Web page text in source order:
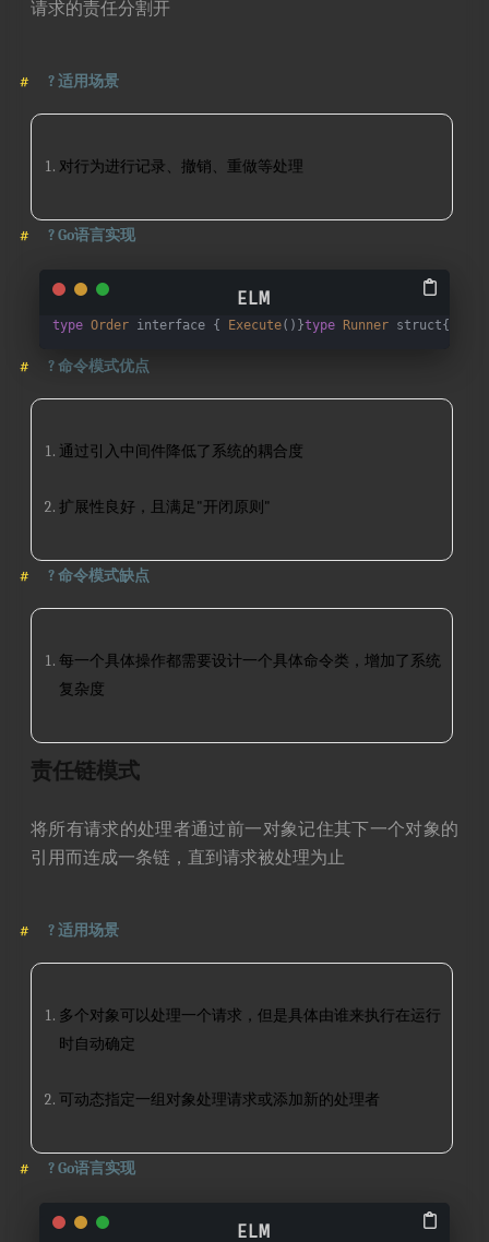
请求的责任分割开
?适用场景
对行为进行记录、撤销、重做等处理
?Go语言实现
type Order interface { Execute()}type Runner struct{}func
?命令模式优点
通过引入中间件降低了系统的耦合度
扩展性良好，且满足"开闭原则"
?命令模式缺点
每一个具体操作都需要设计一个具体命令类，增加了系统
复杂度
责任链模式
将所有请求的处理者通过前一对象记住其下一个对象的
引用而连成一条链，直到请求被处理为止
?适用场景
多个对象可以处理一个请求，但是具体由谁来执行在运行
时自动确定
可动态指定一组对象处理请求或添加新的处理者
?Go语言实现